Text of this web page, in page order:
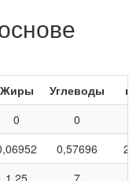
Жиры Углеводы
0 0
0,57696
1,25 7